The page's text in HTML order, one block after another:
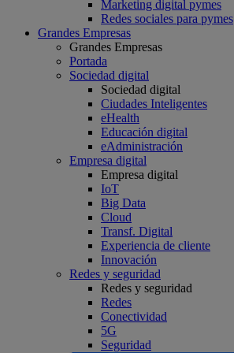
Marketing digital pymes
Redes sociales para pymes
Grandes Empresas
Grandes Empresas
Portada
Sociedad digital
Sociedad digital
Ciudades Inteligentes
eHealth
Educación digital
eAdministración
Empresa digital
Empresa digital
IoT
Big Data
Cloud
Transf. Digital
Experiencia de cliente
Innovación
Redes y seguridad
Redes y seguridad
Redes
Conectividad
5G
Seguridad